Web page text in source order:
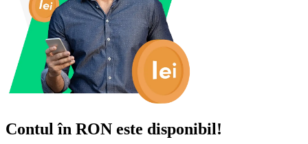
Contul în RON este disponibil!